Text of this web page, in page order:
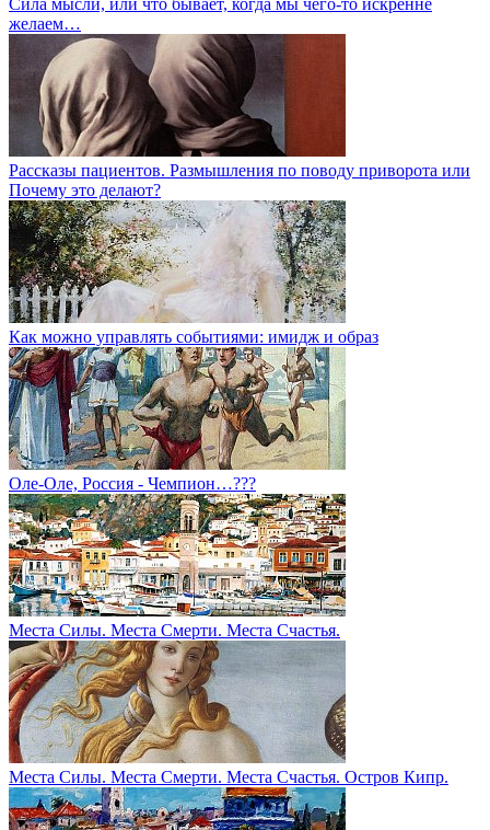
желаем…
Рассказы пациентов. Размышления по поводу приворота или
Почему это делают?
Как можно управлять событиями: имидж и образ
Оле-Оле, Россия - Чемпион…???
Места Силы. Места Смерти. Места Счастья.
Места Силы. Места Смерти. Места Счастья. Остров Кипр.